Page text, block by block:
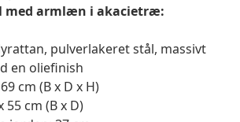
med armlæn i akacietræ:
pulverlakeret stål, massivt
en oliefinish
cm (B x D x H)
55 cm (B x D)